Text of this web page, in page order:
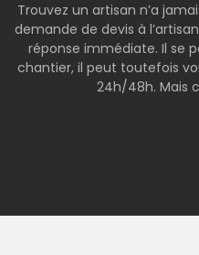
Trouvez un artisan n’a
demande de devis à
réponse immédiate. Il se
chantier, il peut toutefois
24h/48h. Mais